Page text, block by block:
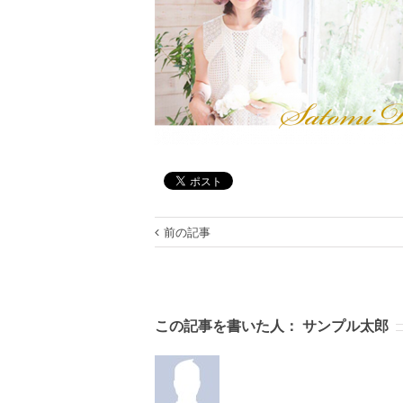
前の記事
この記事を書いた人： サンプル太郎